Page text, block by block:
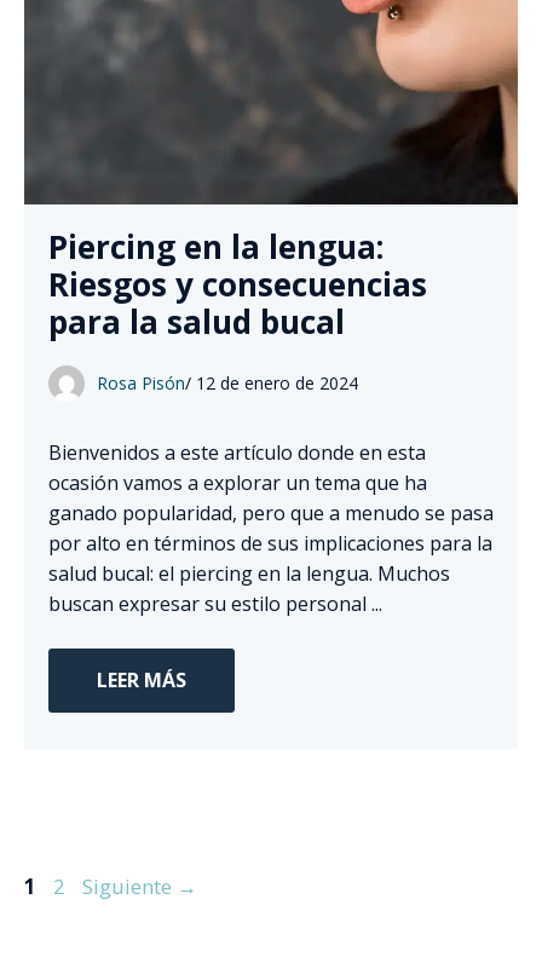
Piercing en la lengua:
Riesgos y consecuencias
para la salud bucal
Rosa Pisón/ 12 de enero de 2024
Bienvenidos a este artículo donde en esta
ocasión vamos a explorar un tema que ha
ganado popularidad, pero que a menudo se pasa
por alto en términos de sus implicaciones para la
salud bucal: el piercing en la lengua. Muchos
buscan expresar su estilo personal ...
LEER MÁS
Página
1 Página
2 Siguiente →